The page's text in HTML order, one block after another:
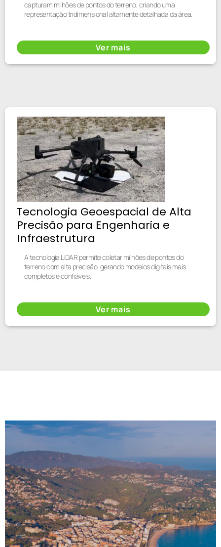
capturam milhões de pontos do terreno, criando uma
representação tridimensional altamente detalhada da área.
Ver mais
Tecnologia Geoespacial de Alta
Precisão para Engenharia e
Infraestrutura
A tecnologia LiDAR permite coletar milhões de pontos do
terreno com alta precisão, gerando modelos digitais mais
completos e confiáveis.
Ver mais